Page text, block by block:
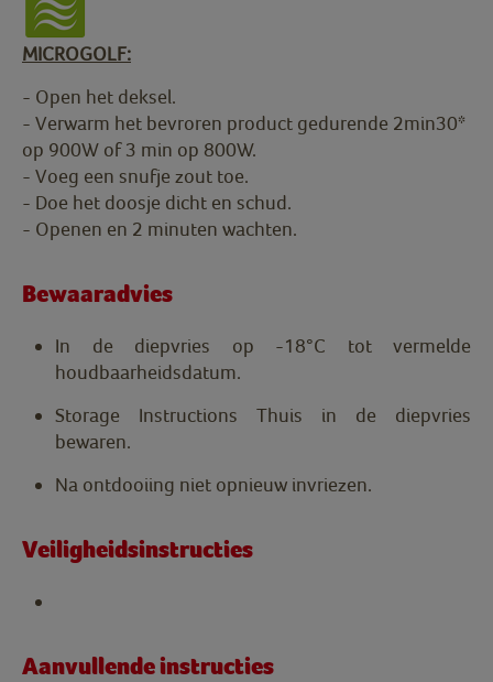
MICROGOLF:
- Open het deksel.
- Verwarm het bevroren product gedurende 2min30*
op 900W of 3 min op 800W.
- Voeg een snufje zout toe.
- Doe het doosje dicht en schud.
- Openen en 2 minuten wachten.
Bewaaradvies
In de diepvries op -18°C tot vermelde
houdbaarheidsdatum.
Storage Instructions Thuis in de diepvries
bewaren.
Na ontdooiing niet opnieuw invriezen.
Veiligheidsinstructies
Aanvullende instructies